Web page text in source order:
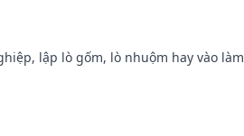
lập lò gốm, lò nhuộm hay vào